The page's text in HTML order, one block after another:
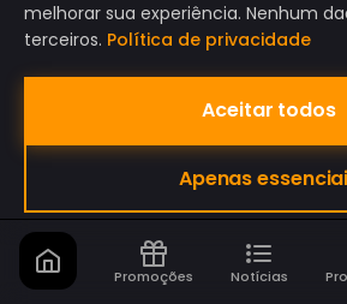
BAND FM POUSO ALEGRE
A SUA RÁDIO DO SEU JEITO!
melhorar sua experiência. Nenhum
terceiros. Política de privacidade
Aceitar todos
Apenas
Promoções Notícias